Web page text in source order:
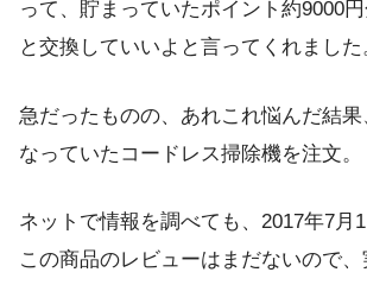
って、貯まっていたポイント約9000
と交換していいよと言ってくれました
急だったものの、あれこれ悩んだ結
なっていたコードレス掃除機を注文。
ネットで情報を調べても、2017年7月
この商品のレビューはまだないので